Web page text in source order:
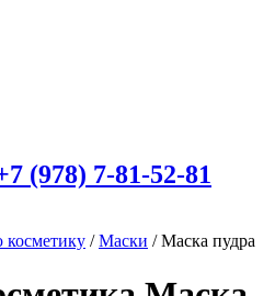
(978) 7-81-52-81
/Маски / Маска пудра